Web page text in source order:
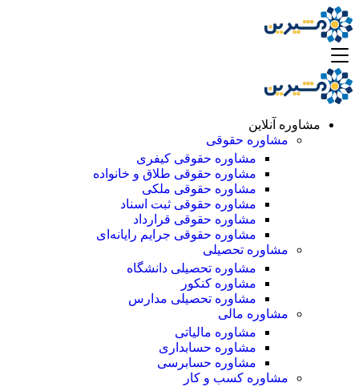
مشاوره آنلاین
مشاوره حقوقی
مشاوره حقوقی کیفری
مشاوره حقوقی طلاق و خانواده
مشاوره حقوقی ملکی
مشاوره حقوقی ثبت اسناد
مشاوره حقوقی قرارداد
مشاوره حقوقی جرایم رایانه‌ای
مشاوره تحصیلی
مشاوره تحصیلی دانشگاه
مشاوره کنکور
مشاوره تحصیلی مدارس
مشاوره مالی
مشاوره مالیاتی
مشاوره حسابداری
مشاوره حسابرسی
مشاوره کسب و کار